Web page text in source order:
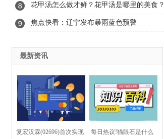
国债和普通国债的区别是什么？
花甲汤怎么做才鲜？花甲汤是哪里的美食？|
当前简讯
焦点快看：辽宁发布暴雨蓝色预警
最新资讯
复宏汉霖(02696)首次实现 每日热议!猫眼石是什么